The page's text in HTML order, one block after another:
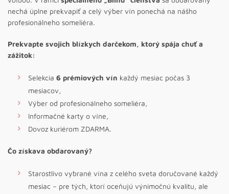
nechá úplne prekvapiť a celý výber vín ponechá na nášho
profesionálneho someliéra.
Prekvapte svojich blízkych darčekom, ktorý spája chuť a
zážitok:
Selekcia 6 prémiových vín každý mesiac počas 3
mesiacov,
Výber od profesionálneho someliéra,
Informačné karty o víne,
Dovoz kuriérom ZDARMA.
Čo získava obdarovaný?
Starostlivo vybrané vína z celého sveta doručované každý
mesiac – pre tých, ktorí oceňujú výnimočnú kvalitu, ale